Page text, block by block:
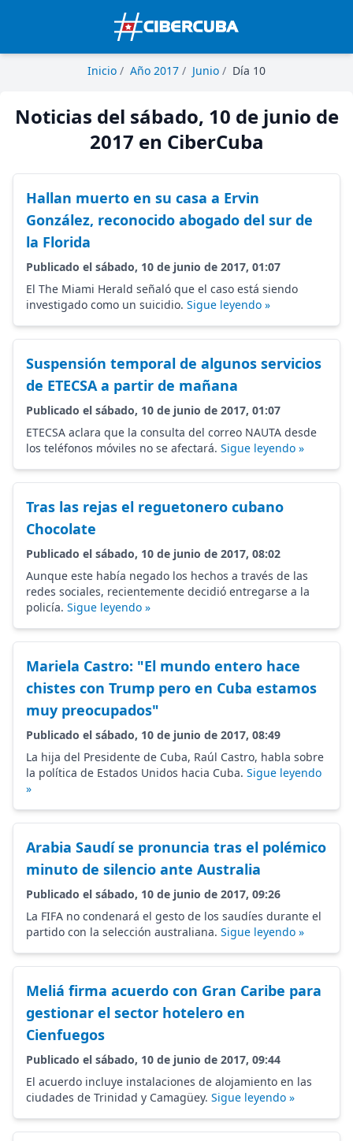
Inicio / Año 2017 / Junio / Día 10
Noticias del sábado, 10 de junio de
2017 en CiberCuba
Hallan muerto en su casa a Ervin
González, reconocido abogado del sur de
la Florida
Publicado el sábado, 10 de junio de 2017, 01:07
El The Miami Herald señaló que el caso está siendo
investigado como un suicidio. Sigue leyendo »
Suspensión temporal de algunos servicios
de ETECSA a partir de mañana
Publicado el sábado, 10 de junio de 2017, 01:07
ETECSA aclara que la consulta del correo NAUTA desde
los teléfonos móviles no se afectará. Sigue leyendo »
Tras las rejas el reguetonero cubano
Chocolate
Publicado el sábado, 10 de junio de 2017, 08:02
Aunque este había negado los hechos a través de las
redes sociales, recientemente decidió entregarse a la
policía. Sigue leyendo »
Mariela Castro: "El mundo entero hace
chistes con Trump pero en Cuba estamos
muy preocupados"
Publicado el sábado, 10 de junio de 2017, 08:49
La hija del Presidente de Cuba, Raúl Castro, habla sobre
la política de Estados Unidos hacia Cuba. Sigue leyendo
»
Arabia Saudí se pronuncia tras el polémico
minuto de silencio ante Australia
Publicado el sábado, 10 de junio de 2017, 09:26
La FIFA no condenará el gesto de los saudíes durante el
partido con la selección australiana. Sigue leyendo »
Meliá firma acuerdo con Gran Caribe para
gestionar el sector hotelero en
Cienfuegos
Publicado el sábado, 10 de junio de 2017, 09:44
El acuerdo incluye instalaciones de alojamiento en las
ciudades de Trinidad y Camagüey. Sigue leyendo »